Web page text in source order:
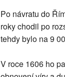
Po návratu do
roky chodil po
tehdy bylo na 9
V roce 1606 ho